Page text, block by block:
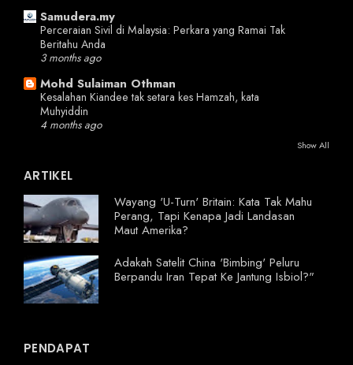
Samudera.my
Perceraian Sivil di Malaysia: Perkara yang Ramai Tak
Beritahu Anda
3 months ago
Mohd Sulaiman Othman
Kesalahan Kiandee tak setara kes Hamzah, kata
Muhyiddin
4 months ago
Show All
ARTIKEL
Wayang 'U-Turn' Britain: Kata Tak Mahu
Perang, Tapi Kenapa Jadi Landasan
Maut Amerika?
Adakah Satelit China 'Bimbing' Peluru
Berpandu Iran Tepat Ke Jantung Isbiol?"
PENDAPAT